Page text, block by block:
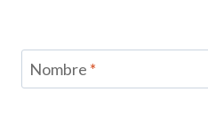
Nombre *